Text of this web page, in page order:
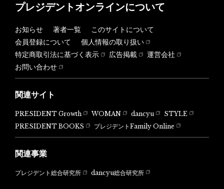
プレジデントオンラインについて
お知らせ 著者一覧
このサイトについて
会員登録について
個人情報の取り扱い
特定商取引法に基づく表示
広告掲載
運営会社
お問い合わせ
関連サイト
PRESIDENT Growth WOMAN dancyu
STYLE
PRESIDENT BOOKS
プレジデントFamily Online
関連事業
プレジデント総合研究所 dancyu総合研究所